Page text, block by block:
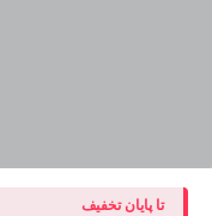
تا پایان تخفیف